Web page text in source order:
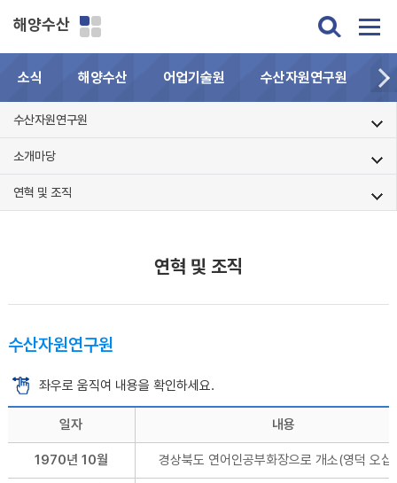
해양수산
소식 해양수산 어업기술원 수산자원연구원
수산자원연구원
소개마당
연혁 및 조직
연혁 및 조직
수산자원연구원
좌우로 움직여 내용을 확인하세요.
일자 내용
1970년 10월 경상북도 연어인공부화장으로 개소(영덕 오십